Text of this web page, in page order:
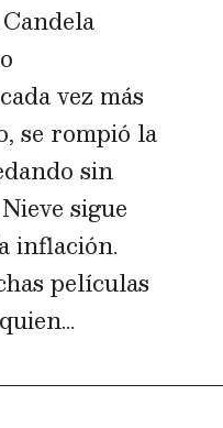
vez más
se rompió la
sin
sigue
inflación.
películas